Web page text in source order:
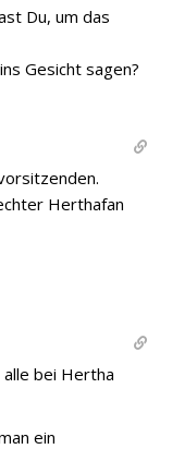
Du, um das
Gesicht sagen?
Herthafan
bei Hertha
ein